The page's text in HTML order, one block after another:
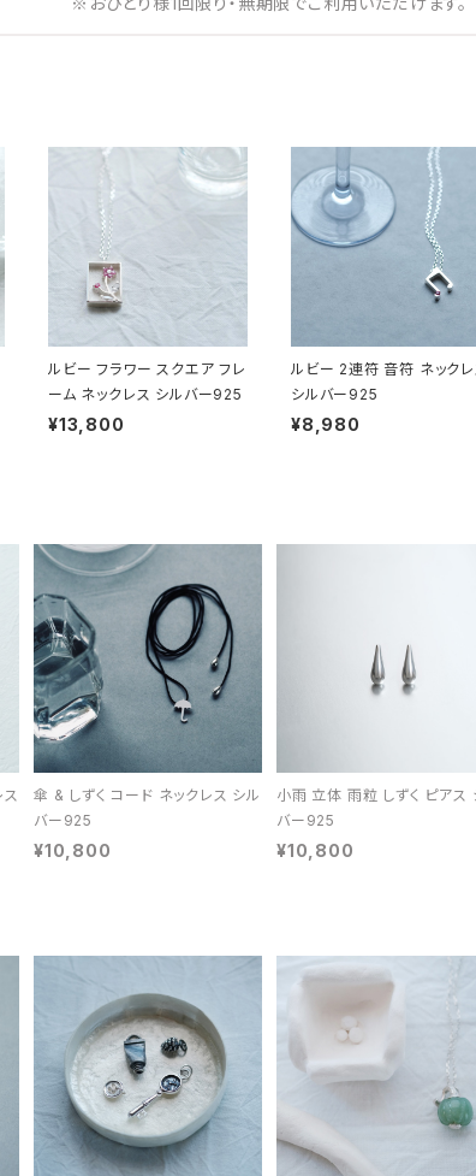
ルビー フラワー スクエア フレ
ーム ネックレス シルバー925
¥13,800
ルビー 2連符 音符 ネックレ
シルバー925
¥8,980
傘 & しずく コード ネックレス シル
バー925
¥10,800
小雨 立体 雨粒 しずく ピアス
バー925
¥10,800